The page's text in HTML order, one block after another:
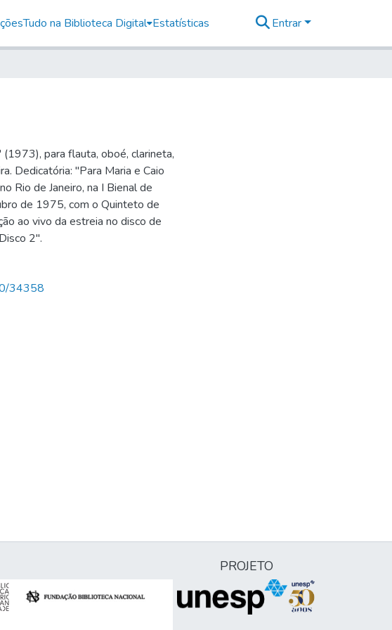
Tudo na Biblioteca Digital Estatísticas Entrar
para flauta, oboé, clarineta,
Dedicatória: "Para Maria e Caio
Rio de Janeiro, na I Bienal de
de 1975, com o Quinteto de
ao vivo da estreia no disco de
2".
34358
PROJETO